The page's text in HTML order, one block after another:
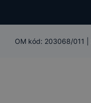
OM kód: 203068/011